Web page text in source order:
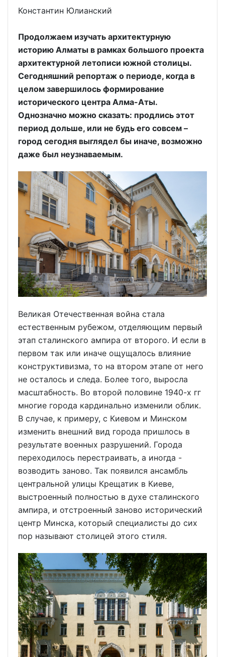
Константин Юлианский
Продолжаем изучать архитектурную
историю Алматы в рамках большого проекта
архитектурной летописи южной столицы.
Сегодняшний репортаж о периоде, когда в
целом завершилось формирование
исторического центра Алма-Аты.
Однозначно можно сказать: продлись этот
период дольше, или не будь его совсем –
город сегодня выглядел бы иначе, возможно
даже был неузнаваемым.
Великая Отечественная война стала
естественным рубежом, отделяющим первый
этап сталинского ампира от второго. И если в
первом так или иначе ощущалось влияние
конструктивизма, то на втором этапе от него
не осталось и следа. Более того, выросла
масштабность. Во второй половине 1940-х гг
многие города кардинально изменили облик.
В случае, к примеру, с Киевом и Минском
изменить внешний вид города пришлось в
результате военных разрушений. Города
переходилось перестраивать, а иногда -
возводить заново. Так появился ансамбль
центральной улицы Крещатик в Киеве,
выстроенный полностью в духе сталинского
ампира, и отстроенный заново исторический
центр Минска, который специалисты до сих
пор называют столицей этого стиля.